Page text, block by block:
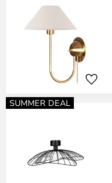
SUMMER DEAL